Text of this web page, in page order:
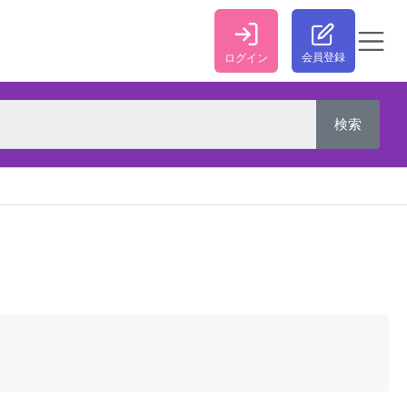
ログイン 会員登録